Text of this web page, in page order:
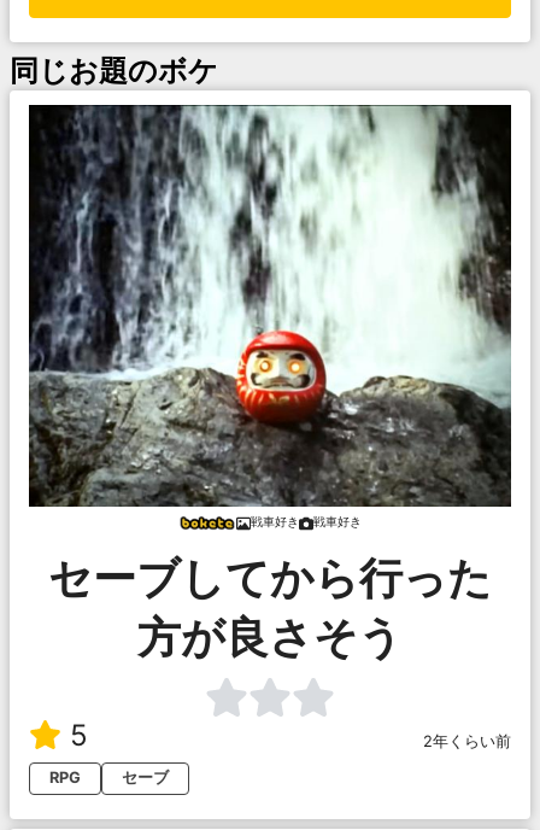
同じお題のボケ
戦車好き 戦車好き
セーブしてから行った
方が良さそう
5
2年くらい前
RPG
セーブ